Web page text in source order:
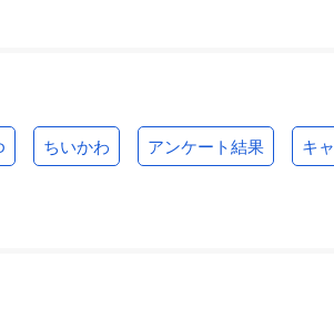
ちいかわ アンケート結果 キ